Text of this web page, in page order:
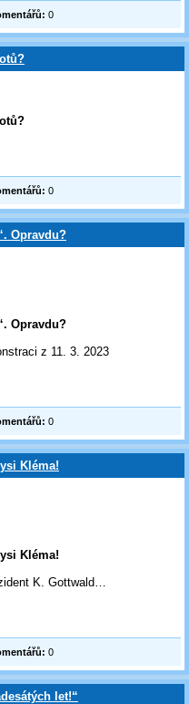
0
0
Opravdu?
Opravdu?
z 11. 3. 2023
0
Kléma!
Kléma!
K. Gottwald…
0
let!“